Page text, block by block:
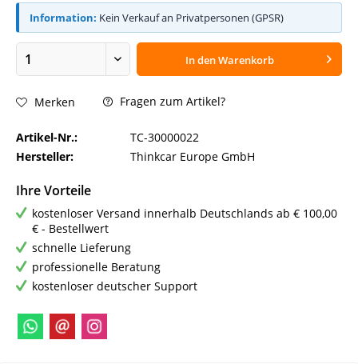
Information: Kein Verkauf an Privatpersonen (GPSR)
In denWarenkorb
Merken Fragen zum Artikel?
Artikel-Nr.:
TC-30000022
Hersteller:
Thinkcar Europe GmbH
Ihre Vorteile
kostenloser Versand innerhalb Deutschlands ab € 100,00
€ - Bestellwert
schnelle Lieferung
professionelle Beratung
kostenloser deutscher Support